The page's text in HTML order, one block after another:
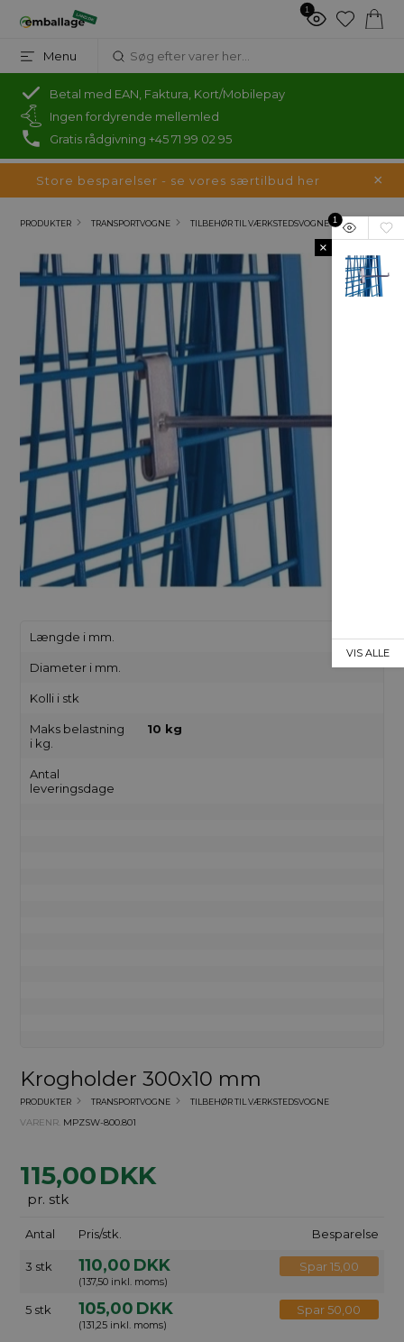
1
Menu
Betal med EAN, Faktura, Kort/Mobilepay
Ingen fordyrende mellemled
Gratis rådgivning +45 71 99 02 95
Store besparelser - se vores særtilbud her
PRODUKTER TRANSPORTVOGNE TILBEHØR TIL VÆRKSTEDSVOGNE
Længde i mm.
Diameter i mm.
Kolli i stk
Maks belastning
i kg.
10 kg
Antal
leveringsdage
Krogholder 300x10 mm
PRODUKTER TRANSPORTVOGNE TILBEHØR TIL VÆRKSTEDSVOGNE
VARENR. MPZSW-800.801
115,00DKK
pr. stk
Antal Pris/stk. Besparelse
3 stk 110,00 DKK
(137,50 inkl. moms)
Spar 15,00
5 stk 105,00 DKK
(131,25 inkl. moms)
Spar 50,00
1
×
VIS ALLE